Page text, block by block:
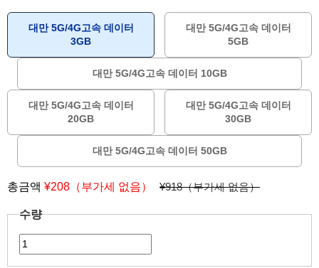
대만 5G/4G고속 데이터
3GB
대만 5G/4G고속 데이터
5GB
대만 5G/4G고속 데이터 10GB
대만 5G/4G고속 데이터
20GB
대만 5G/4G고속 데이터
30GB
대만 5G/4G고속 데이터 50GB
총금액 ¥208（부가세 없음） ¥918（부가세 없음）
수량